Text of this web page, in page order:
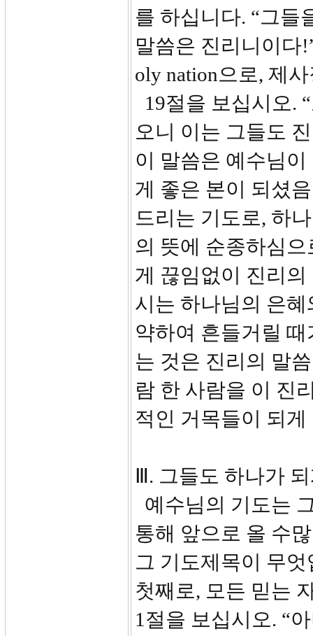
를 하십니다. “그들
말씀은 진리니이다
oly nation으로, 제
19절을 보십시오.
오니 이는 그들도
이 말씀은 예수님
게 좋은 본이 되셨
드리는 기도로, 하
의 뜻에 순종하심
게 끊임없이 진리
시는 하나님의 은
약하여 흔들거릴
는 것은 진리의 말
람 한 사람을 이 진
적인 거목들이 되
Ⅲ. 그들도 하나가
예수님의 기도는
통해 앞으로 올 수
그 기도제목이 무엇
첫째로, 모든 믿는
1절을 보십시오. “